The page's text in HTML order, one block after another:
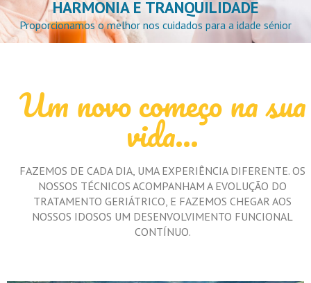
HARMONIA E TRANQUILIDADE
Proporcionamos o melhor nos cuidados para a idade sénior
Um novo começo na sua
vida...
FAZEMOS DE CADA DIA, UMA EXPERIÊNCIA DIFERENTE. OS
NOSSOS TÉCNICOS ACOMPANHAM A EVOLUÇÃO DO
TRATAMENTO GERIÁTRICO, E FAZEMOS CHEGAR AOS
NOSSOS IDOSOS UM DESENVOLVIMENTO FUNCIONAL
CONTÍNUO.